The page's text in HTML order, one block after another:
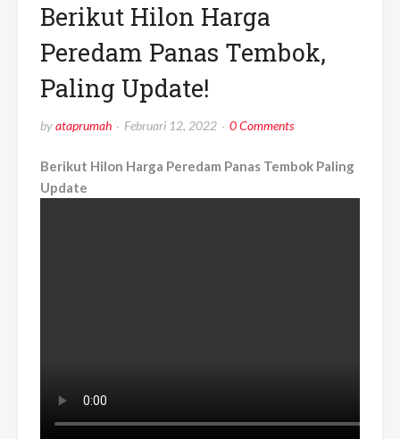
Berikut Hilon Harga
Peredam Panas Tembok,
Paling Update!
byataprumah Februari 12, 2022 0 Comments
Berikut Hilon Harga Peredam Panas Tembok Paling
Update